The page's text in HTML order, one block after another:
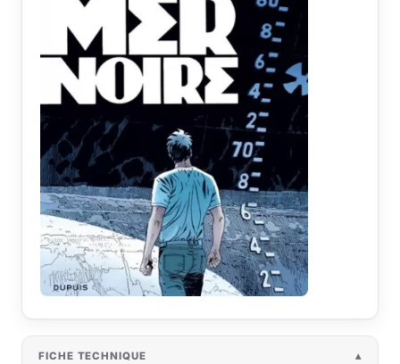
FICHE TECHNIQUE